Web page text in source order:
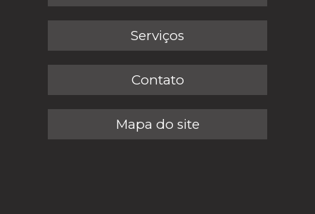
Serviços
Contato
Mapa do site